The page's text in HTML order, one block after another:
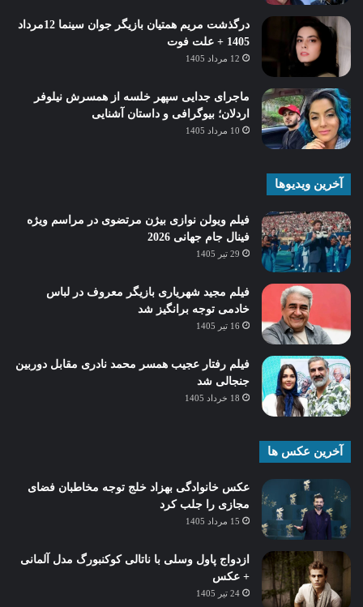
درگذشت مریم همتیان بازیگر جوان سینما 12مرداد
1405 + علت فوت
12 مرداد 1405
ماجرای جدایی سپهر خلسه از همسرش نیلوفر
اردلان؛ بیوگرافی و داستان آشنایی
10 مرداد 1405
آخرین ویدیوها
فیلم ویولن نوازی بیژن مرتضوی در مراسم ویژه
فینال جام جهانی 2026
29 تیر 1405
فیلم مجید شهریاری بازیگر معروف در لباس
خادمی توجه برانگیز شد
16 تیر 1405
فیلم رفتار عجیب همسر محمد نادری مقابل دوربین
جنجالی شد
18 خرداد 1405
آخرین عکس ها
عکس خانوادگی بهزاد خلج توجه مخاطبان فضای
مجازی را جلب کرد
15 مرداد 1405
ازدواج پاول وسلی با ناتالی کوکنبورگ مدل آلمانی
+ عکس
24 تیر 1405